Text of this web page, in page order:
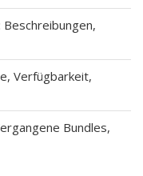
Verfügbarkeit,
Bundles,